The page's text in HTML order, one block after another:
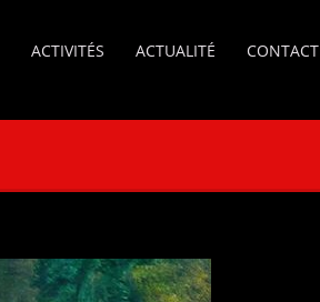
ACTIVITÉS ACTUALITÉ CONTACT